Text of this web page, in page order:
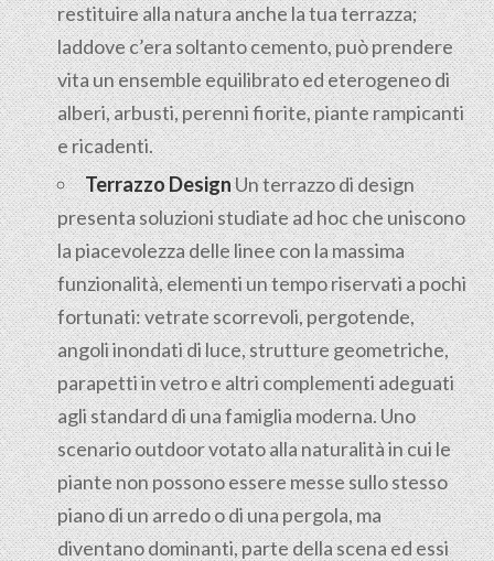
restituire alla natura anche la tua terrazza;
laddove c’era soltanto cemento, può prendere
vita un ensemble equilibrato ed eterogeneo di
alberi, arbusti, perenni fiorite, piante rampicanti
e ricadenti.
Terrazzo DesignUn terrazzo di design
presenta soluzioni studiate ad hoc che uniscono
la piacevolezza delle linee con la massima
funzionalità, elementi un tempo riservati a pochi
fortunati: vetrate scorrevoli, pergotende,
angoli inondati di luce, strutture geometriche,
parapetti in vetro e altri complementi adeguati
agli standard di una famiglia moderna. Uno
scenario outdoor votato alla naturalità in cui le
piante non possono essere messe sullo stesso
piano di un arredo o di una pergola, ma
diventano dominanti, parte della scena ed essi